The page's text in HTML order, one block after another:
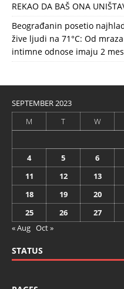
REKAO DA BAŠ ONA
Beograđanin posetio
žive ljudi na 71°C: Od
intimne odnose imaju 2
SEPTEMBER 2023
M
T W
4
5 6
11
12 13
18
19 20
25
26 27
« Aug Oct »
STATUS